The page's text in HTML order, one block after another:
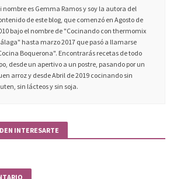
nombre es Gemma Ramos y soy la autora del
de este blog, que comenzó en Agosto de
bajo el nombre de "Cocinando con thermomix
hasta marzo 2017 que pasó a llamarse
Boquerona". Encontrarás recetas de todo
desde un apertivo a un postre, pasando por un
arroz y desde Abril de 2019 cocinando sin
sin lácteos y sin soja.
INTERESARTE